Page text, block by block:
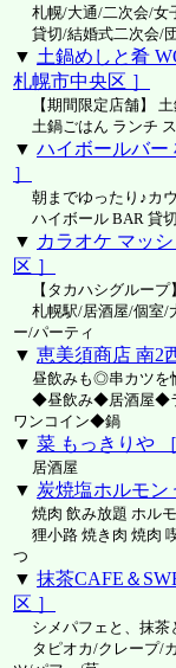
札幌/大通/二次会/女
貸切/結婚式二次会/
▼ 土鍋めしと肴
札幌市中央区 ］
【期間限定店舗】 土
土鍋ごはん ランチ
▼ ハイボールバー
］
朝までゆったり♪カ
ハイボール BAR 貸
▼ カラオケ マッ
区 ］
【タカハシグループ
札幌駅/居酒屋/個室/
ー/パーティ
▼ 恵美須商店 南2
昼飲みも◎串カツを
◆昼飲み◆居酒屋◆
ワンコイン◆鍋
▼ 菜 もっきりや
居酒屋
▼ 炭焼塩ホルモン
焼肉 飲み放題 ホル
狸小路 焼き肉 焼肉
つ
▼ 抹茶CAFE＆
区 ］
シメパフェと、抹茶
タピオカ/クレープ/